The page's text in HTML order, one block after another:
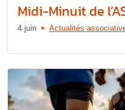
Midi-Minuit de
4 juin Actualités